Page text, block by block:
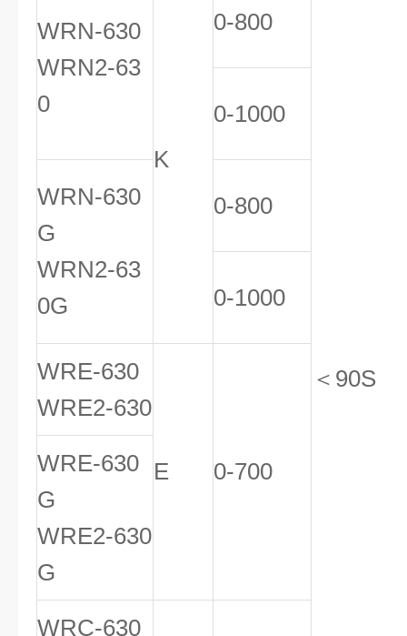
＜90S
WRN-630
WRN2-63
0
K
0-800
0-1000
WRN-630
G
WRN2-63
0G
0-800
0-1000
WRE-630
WRE2-630
E 0-700
WRE-630
G
WRE2-630
G
WRC-630